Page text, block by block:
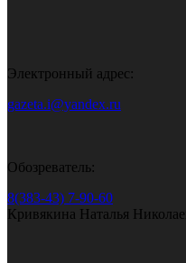
Электронный адрес:
gazeta.i@yandex.ru
Обозреватель:
8(383-43) 7-90-60
Кривякина Наталья